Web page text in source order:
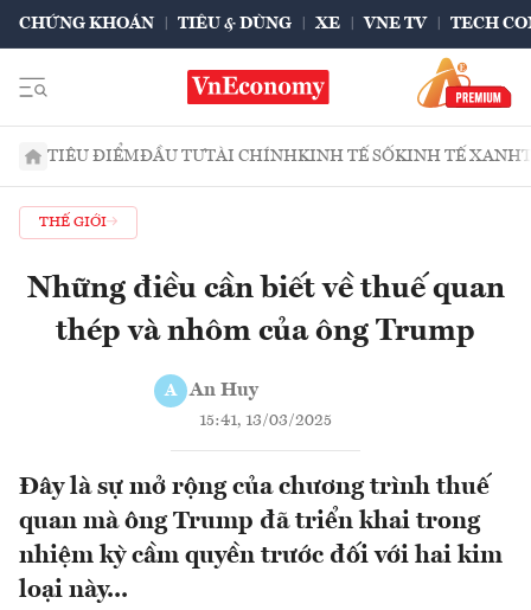
CHỨNG KHOÁN TIÊU & DÙNG XE VNE TV TECH
TIÊU ĐIỂMĐẦU TƯTÀI CHÍNHKINH TẾ SỐKINH TẾ XANH
THẾ GIỚI
Những điều cần biết về thuế quan
thép và nhôm của ông Trump
A An Huy
15:41, 13/03/2025
Đây là sự mở rộng của chương trình thuế
quan mà ông Trump đã triển khai trong
nhiệm kỳ cầm quyền trước đối với hai kim
loại này...